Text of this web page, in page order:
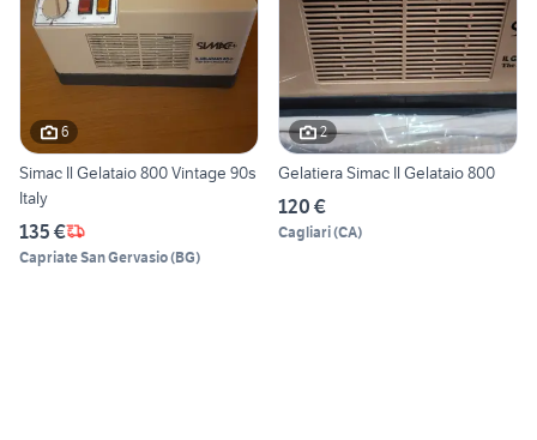
6
Simac Il Gelataio 800 Vintage 90s
Italy
135 €
Capriate San Gervasio(BG)
2
Gelatiera Simac Il Gelataio 800
120 €
Cagliari(CA)